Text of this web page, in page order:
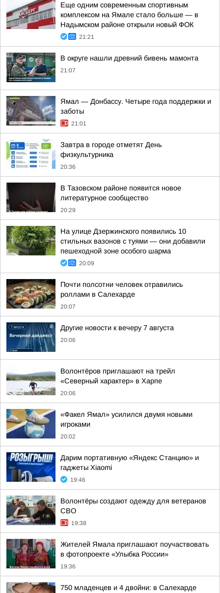
Еще одним современным спортивным
комплексом на Ямале стало больше — в
Надымском районе открыли новый ФОК
21:21
В округе нашли древний бивень мамонта
21:07
Ямал — Донбассу. Четыре года поддержки и
заботы
21:01
Завтра в городе отметят День
физкультурника
20:36
В Тазовском районе появится новое
литературное сообщество
20:29
На улице Дзержинского появились 10
стильных вазонов с туями — они добавили
пешеходной зоне особого шарма
20:09
Почти полсотни человек отравились
роллами в Салехарде
20:07
Другие новости к вечеру 7 августа
20:06
Волонтёров приглашают на трейл
«Северный характер» в Харпе
20:06
«Факел Ямал» усилился двумя новыми
игроками
20:02
Дарим портативную «Яндекс Станцию» и
гаджеты Xiaomi
19:46
Волонтёры создают одежду для ветеранов
СВО
19:38
Жителей Ямала приглашают поучаствовать
в фотопроекте «Улыбка России»
19:36
750 младенцев и 4 двойни: в Салехарде